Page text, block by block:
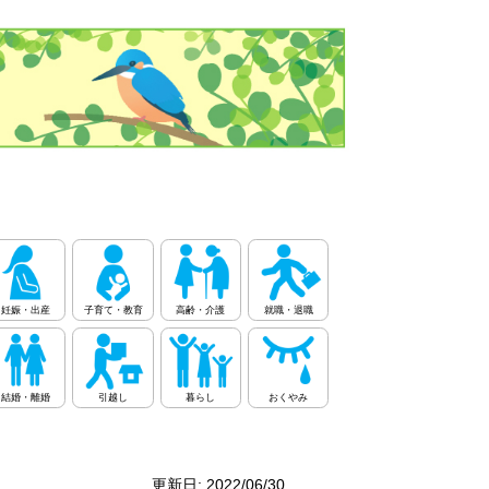
更新日: 2022/06/30
妊娠・出産 子育て・教育 高齢・介護 就職・退職
結婚・離婚 引越し 暮らし おくやみ